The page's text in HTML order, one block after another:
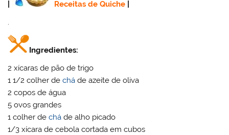
Receitas de Quiche
.
Ingredientes:
2 xícaras de pão de trigo
1 1/2 colher dechá de azeite de oliva
2 copos de água
5 ovos grandes
1 colher dechá de alho picado
1/3 xícara de cebola cortada em cubos